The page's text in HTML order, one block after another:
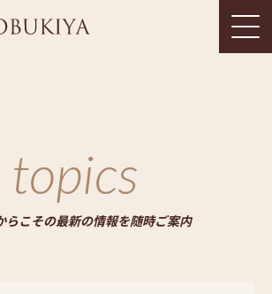
topics
らこその最新の情報を随時ご案内